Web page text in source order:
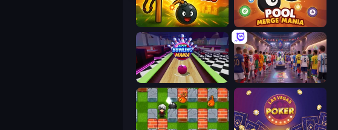
Slingshot Fortress Pool Merge Mania
Super Bowling Mania CG FC 26